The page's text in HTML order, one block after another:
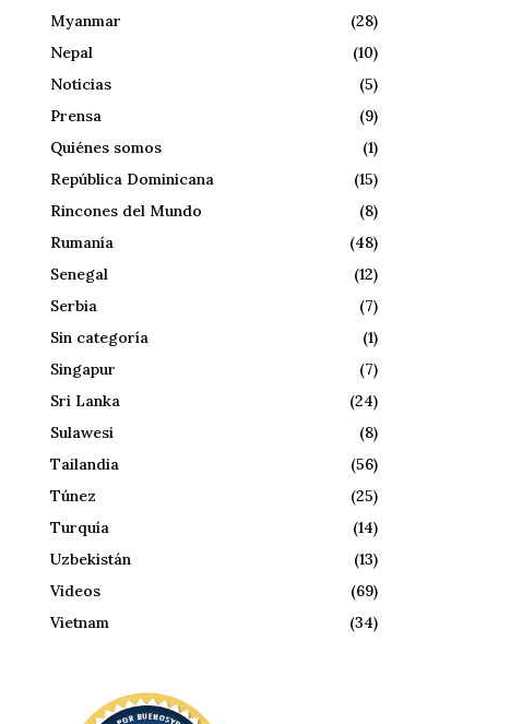
Myanmar
(28)
Nepal
(10)
Noticias
(5)
Prensa
(9)
Quiénes somos
(1)
República Dominicana
(15)
Rincones del Mundo
(8)
Rumanía
(48)
Senegal
(12)
Serbia
(7)
Sin categoría
(1)
Singapur
(7)
Sri Lanka
(24)
Sulawesi
(8)
Tailandia
(56)
Túnez
(25)
Turquía
(14)
Uzbekistán
(13)
Videos
(69)
Vietnam
(34)